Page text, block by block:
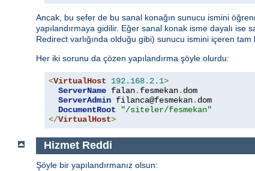
Ancak, bu sefer de bu sanal konağın sunucu ismini
yapılandırmaya gidilir. Eğer sanal konak isme dayalı ise
Redirect varlığında olduğu gibi) sunucu ismini içeren
Her iki sorunu da çözen yapılandırma şöyle olurdu:
<VirtualHost 192.168. 2.1>
ServerName falan. fesmekan. dom
ServerAdmin filanca@fesmekan. dom
DocumentRoot
"/siteler/fesmekan"
</VirtualHost>
Hizmet Reddi
Şöyle bir yapılandırmanız olsun: